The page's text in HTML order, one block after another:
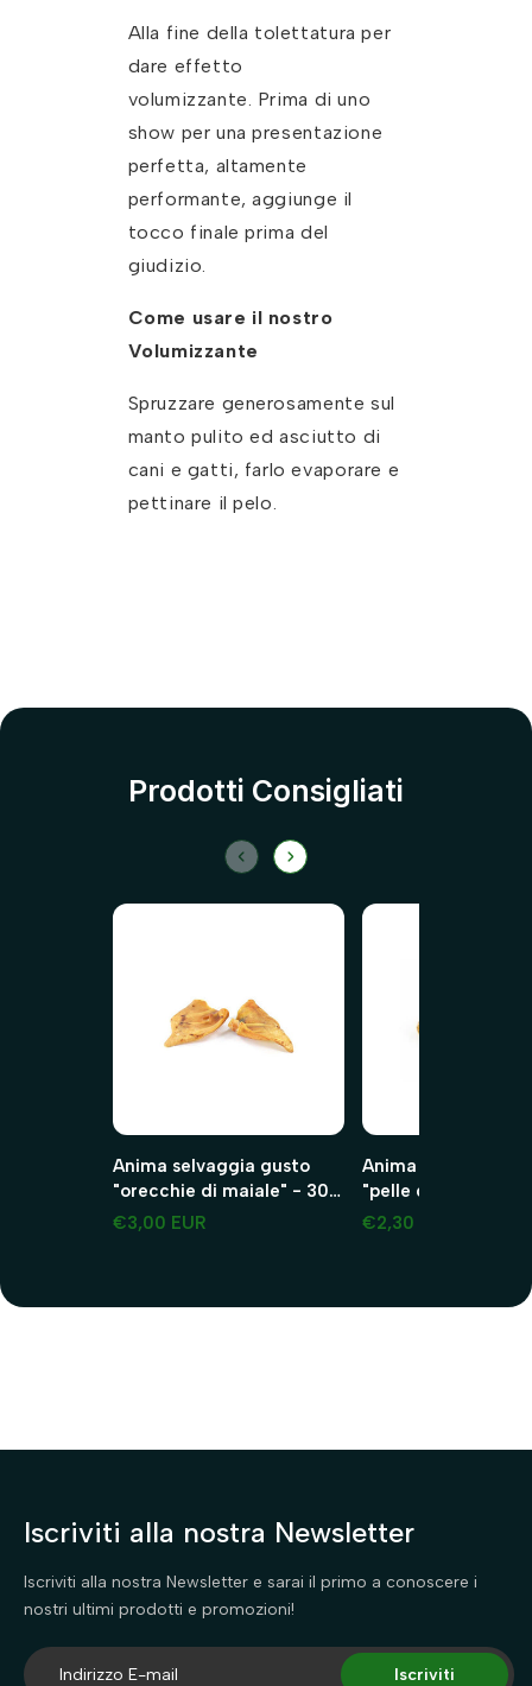
Alla fine della tolettatura per
dare effetto
volumizzante. Prima di uno
show per una presentazione
perfetta, altamente
performante, aggiunge il
tocco finale prima del
giudizio.
Come usare il nostro
Volumizzante
Spruzzare generosamente sul
manto pulito ed asciutto di
cani e gatti, farlo evaporare e
pettinare il pelo.
Prodotti Consigliati
Anima selvaggia gusto
"orecchie di maiale" - 30g
maiale 2 pezzi
€3,00 EUR
Anima selvaggia
"pelle di testa per
45g manzo 2 pezzi
€2,30 EUR
Iscriviti alla nostra Newsletter
Iscriviti alla nostra Newsletter e sarai il primo a conoscere i
nostri ultimi prodotti e promozioni!
Iscriviti